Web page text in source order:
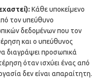
Κάθε υποκείμενο
τον υπεύθυνο
δεδομένων που τον
και ο υπεύθυνος
διαγράψει προσωπικά
όταν ισχύει ένας από
δεν είναι απαραίτητη.